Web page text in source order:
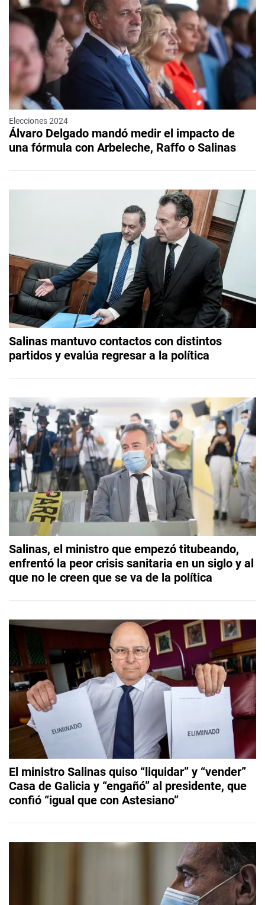
Elecciones 2024
Álvaro Delgado mandó medir el impacto de
una fórmula con Arbeleche, Raffo o Salinas
Salinas mantuvo contactos con distintos
partidos y evalúa regresar a la política
Salinas, el ministro que empezó titubeando,
enfrentó la peor crisis sanitaria en un siglo y al
que no le creen que se va de la política
El ministro Salinas quiso “liquidar” y “vender”
Casa de Galicia y “engañó” al presidente, que
confió “igual que con Astesiano”